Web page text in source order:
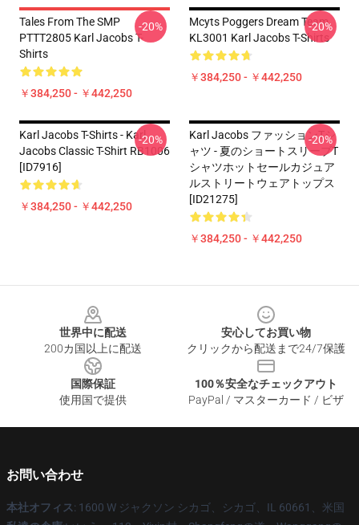
Tales From The SMP
PTTT2805 Karl Jacobs T-
Shirts
￥384,250 - ￥442,250
-20%
Mcyts Poggers Dream Team
KL3001 Karl Jacobs T-Shirts
￥384,250 - ￥442,250
-20%
Karl Jacobs T-Shirts - Karl
Jacobs Classic T-Shirt RB1006
[ID7916]
￥384,250 - ￥442,250
-20%
Karl Jacobs ファッションTシ
ャツ - 夏のショートスリーブT
シャツホットセールカジュア
ルストリートウェアトップス
[ID21275]
￥384,250 - ￥442,250
-20%
世界中に配送
200カ国以上に配送
安心してお買い物
クリックから配送まで24/7保護
国際保証
使用国で提供
100％安全なチェックアウト
PayPal / マスターカード / ビザ
お問い合わせ
本社オフィス: 1600 W ジャクソン シカゴ、シカゴ、IL 60661、米国